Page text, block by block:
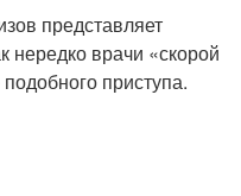
представляет
нередко врачи «скорой
приступа.